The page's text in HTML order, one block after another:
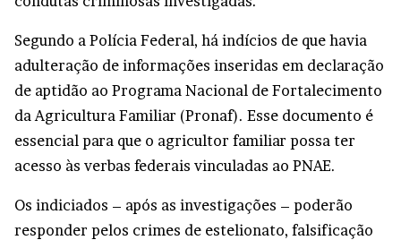
Segundo a Polícia Federal, há indícios de que havia
adulteração de informações inseridas em declaração
de aptidão ao Programa Nacional de Fortalecimento
da Agricultura Familiar (Pronaf). Esse documento é
essencial para que o agricultor familiar possa ter
acesso às verbas federais vinculadas ao PNAE.
Os indiciados – após as investigações – poderão
responder pelos crimes de estelionato, falsificação